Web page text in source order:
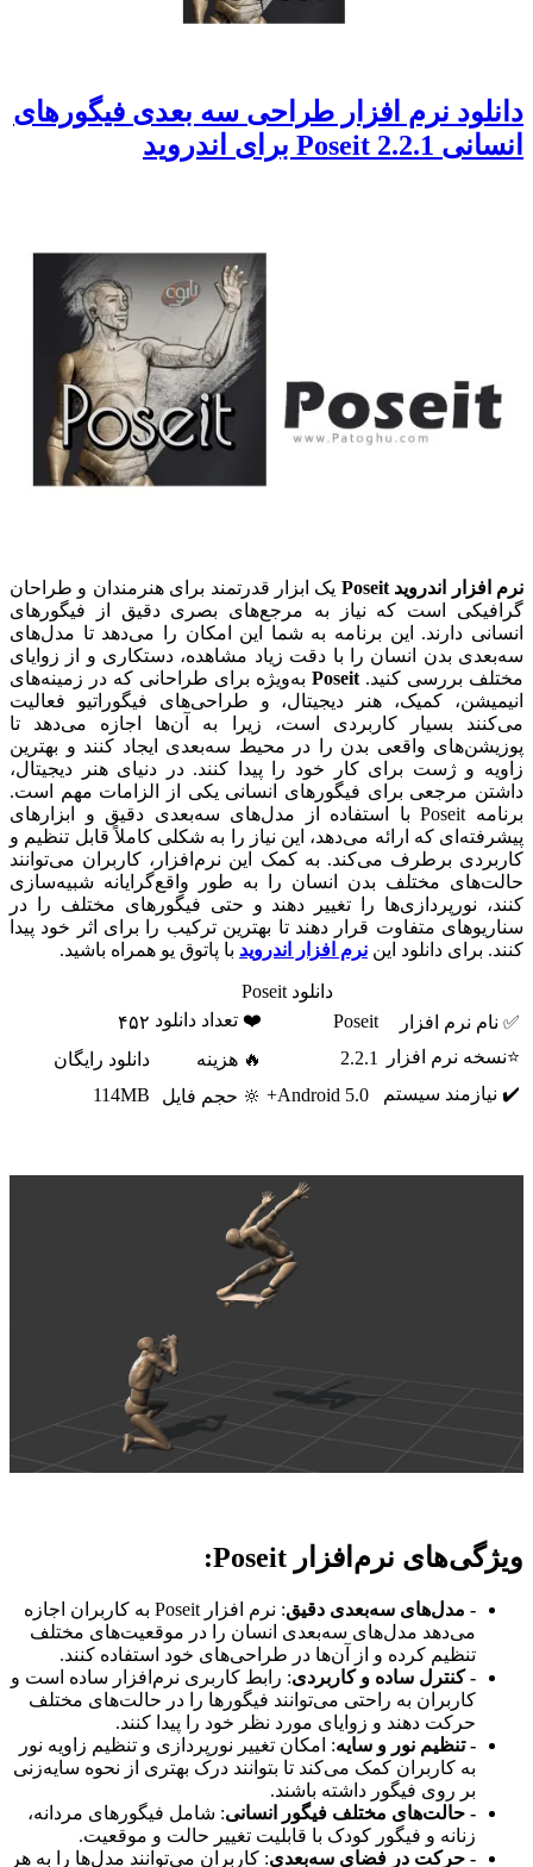
دانلود نرم افزار طراحی سه بعدی فیگورهای
انسانی Poseit 2.2.1 برای اندروید
نرم افزار اندروید Poseit
یک ابزار قدرتمند برای هنرمندان و طراحان
گرافیکی است که نیاز به مرجع‌های بصری دقیق از فیگورهای
انسانی دارند. این برنامه به شما این امکان را می‌دهد تا مدل‌های
سه‌بعدی بدن انسان را با دقت زیاد مشاهده، دستکاری و از زوایای
مختلف بررسی کنید. Poseit به‌ویژه برای طراحانی که در زمینه‌های
انیمیشن، کمیک، هنر دیجیتال، و طراحی‌های فیگوراتیو فعالیت
می‌کنند بسیار کاربردی است، زیرا به آن‌ها اجازه می‌دهد تا
پوزیشن‌های واقعی بدن را در محیط سه‌بعدی ایجاد کنند و بهترین
زاویه و ژست برای کار خود را پیدا کنند. در دنیای هنر دیجیتال،
داشتن مرجعی برای فیگورهای انسانی یکی از الزامات مهم است.
برنامه Poseit با استفاده از مدل‌های سه‌بعدی دقیق و ابزارهای
پیشرفته‌ای که ارائه می‌دهد، این نیاز را به شکلی کاملاً قابل تنظیم و
کاربردی برطرف می‌کند. به کمک این نرم‌افزار، کاربران می‌توانند
حالت‌های مختلف بدن انسان را به طور واقع‌گرایانه شبیه‌سازی
کنند، نورپردازی‌ها را تغییر دهند و حتی فیگورهای مختلف را در
سناریوهای متفاوت قرار دهند تا بهترین ترکیب را برای اثر خود پیدا
کنند. برای دانلود این نرم افزار اندروید با پاتوق یو همراه باشید.
دانلود Poseit
✅ نام نرم افزار
Poseit ❤️ تعداد دانلود ۴۵۲
⭐نسخه نرم افزار
2.2.1 🔥 هزینه
دانلود رایگان
✔️ نیازمند سیستم
Android 5.0+ 🔆 حجم فایل 114MB
ویژگی‌های نرم‌افزار Poseit:
- مدل‌های سه‌بعدی دقیق
: نرم افزار Poseit به کاربران اجازه
می‌دهد مدل‌های سه‌بعدی انسان را در موقعیت‌های مختلف
تنظیم کرده و از آن‌ها در طراحی‌های خود استفاده کنند.
- کنترل ساده و کاربردی: رابط کاربری نرم‌افزار ساده است و
کاربران به راحتی می‌توانند فیگورها را در حالت‌های مختلف
حرکت دهند و زوایای مورد نظر خود را پیدا کنند.
- تنظیم نور و سایه: امکان تغییر نورپردازی و تنظیم زاویه نور
به کاربران کمک می‌کند تا بتوانند درک بهتری از نحوه سایه‌زنی
بر روی فیگور داشته باشند.
- حالت‌های مختلف فیگور انسانی: شامل فیگورهای مردانه،
زنانه و فیگور کودک با قابلیت تغییر حالت و موقعیت.
- حرکت در فضای سه‌بعدی: کاربران می‌توانند مدل‌ها را به هر